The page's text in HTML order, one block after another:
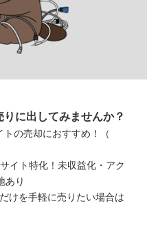
りに出してみませんか？
トの売却におすすめ！（
イト特化！未収益化・アク
あり
けを手軽に売りたい場合は